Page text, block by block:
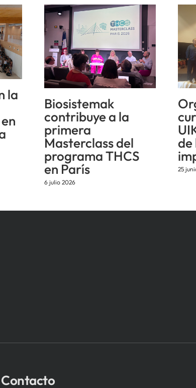
la
Biosistemak
contribuye a la
primera
Masterclass del
programa THCS
en París
6 julio 2026
de
25
Contacto